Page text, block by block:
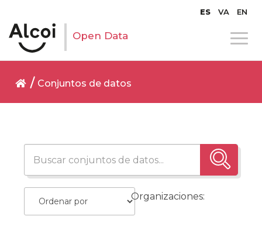
ES VA EN
Open Data
Conjuntos de datos
Organizaciones: